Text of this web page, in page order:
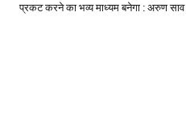
प्रकट करने का भव्य माध्यम बनेगा : अरुण साव